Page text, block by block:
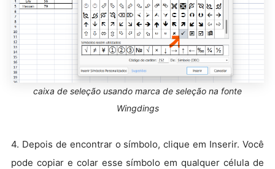
caixa de seleção usando marca de seleção na fonte
Wingdings
4. Depois de encontrar o símbolo, clique em Inserir. Você
pode copiar e colar esse símbolo em qualquer célula de